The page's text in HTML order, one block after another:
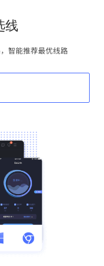
线
智能推荐最优线路